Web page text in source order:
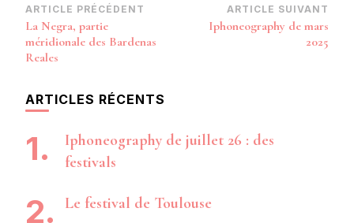
Navigation
d’article
ARTICLE PRÉCÉDENT
La Negra, partie
méridionale des Bardenas
Reales
ARTICLE SUIVANT
Iphoneography de mars
2025
ARTICLES RÉCENTS
Iphoneography de juillet 26 : des
festivals
Le festival de Toulouse